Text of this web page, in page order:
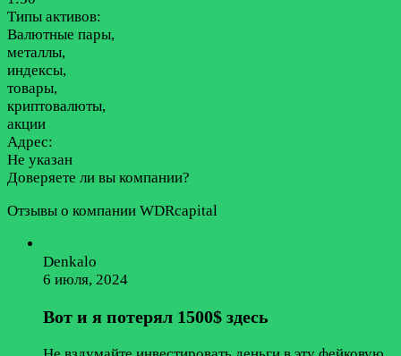
Типы активов:
Валютные пары,
металлы,
индексы,
товары,
криптовалюты,
акции
Адрес:
Не указан
Доверяете ли вы компании?
Отзывы о компании WDRcapital
Denkalo
6 июля, 2024
Вот и я потерял 1500$ здесь